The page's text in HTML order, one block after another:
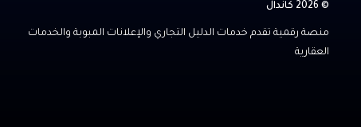
© 2026 كاندال
منصة رقمية تقدم خدمات الدليل التجاري والإعلانات المبوبة والخدمات
العقارية